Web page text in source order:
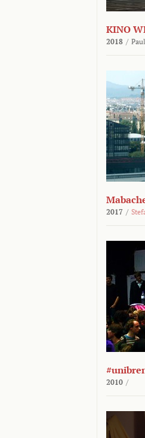
KINO
2018 /
2017 /
2010 /